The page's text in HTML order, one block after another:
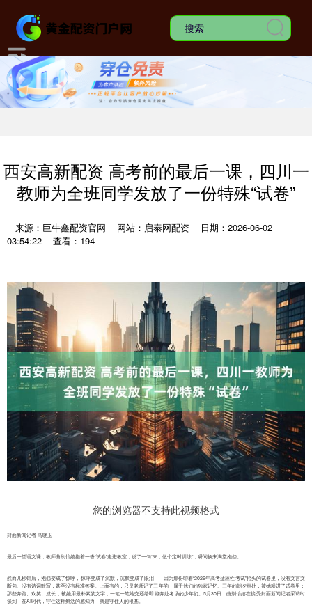
西安高新配资 高考前的最后一课，四川一
教师为全班同学发放了一份特殊“试卷”
来源：巨牛鑫配资官网 网站：启泰网配资
日期：2026-06-02
03:54:22
查看：194
您的浏览器不支持此视频格式
封面新闻记者 马晓玉
最后一堂语文课，教师曲别怡嬉抱着一沓“试卷”走进教室，说了一句“来，做个定时训练”，瞬间换来满堂抱怨。
然而几秒钟后，抱怨变成了惊呼，惊呼变成了沉默，沉默变成了眼泪——因为那份印着“2026年高考适应性考试”抬头的试卷里，没有文言文
断句、没有诗词默写，甚至没有标准答案。上面有的，只是老师记了三年的，属于他们的独家记忆。三年的朝夕相处，被她糅进了试卷里；
那些奔跑、欢笑、成长，被她用最朴素的文字，一笔一笔地交还给即将奔赴考场的少年们。5月30日，曲别怡嬉在接受封面新闻记者采访时
谈到：在AI时代，守住这种鲜活的感知力，就是守住人的根基。